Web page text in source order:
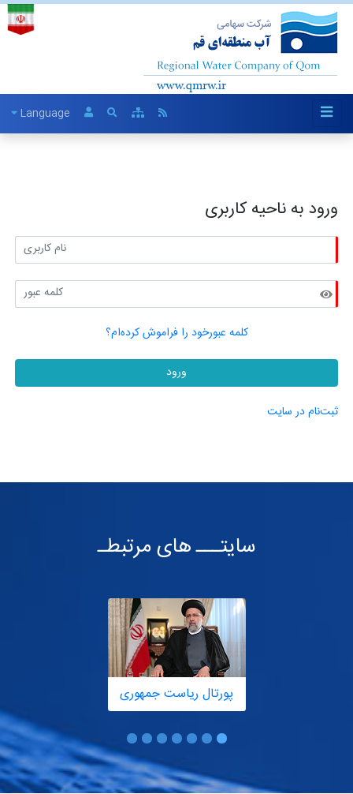
Language
ورود به ناحیه کاربری
کلمه عبورخود را فراموش کرده‌ام؟
ورود
ثبت‌نام در سایت
سایتـــ های مرتبطـ
پورتال ریاست جمهوری